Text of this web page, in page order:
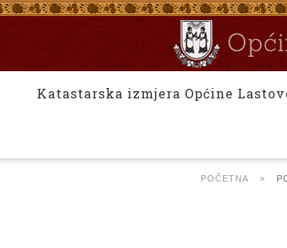
Katastarska izmjera Općine
POČETNA »